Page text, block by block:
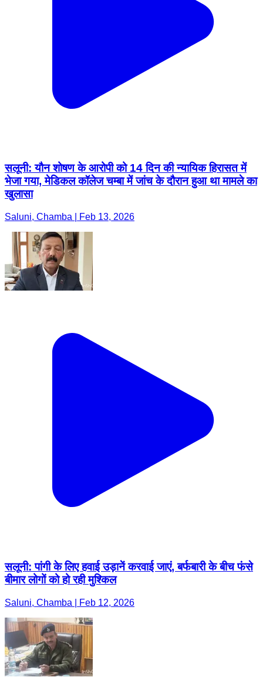
सलूनी: यौन शोषण के आरोपी को 14 दिन की न्यायिक हिरासत में
भेजा गया, मेडिकल कॉलेज चम्बा में जांच के दौरान हुआ था मामले का
खुलासा
Saluni, Chamba | Feb 13, 2026
सलूनी: पांगी के लिए हवाई उड़ानें करवाई जाएं, बर्फबारी के बीच फंसे
बीमार लोगों को हो रही मुश्किल
Saluni, Chamba | Feb 12, 2026